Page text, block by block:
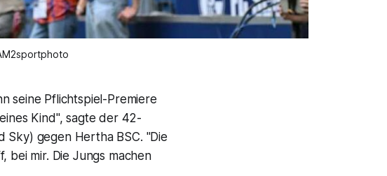
seine Pflichtspiel-Premiere
Kind", sagte der 42-
Sky) gegen Hertha BSC. "Die
bei mir. Die Jungs machen